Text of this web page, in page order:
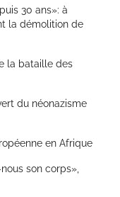
30 ans»: à
la démolition de
la bataille des
du néonazisme
en Afrique
son corps»,